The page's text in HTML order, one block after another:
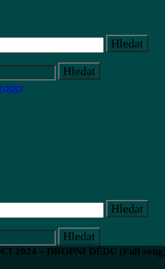
2024 – DROPNI DĚDU (Full